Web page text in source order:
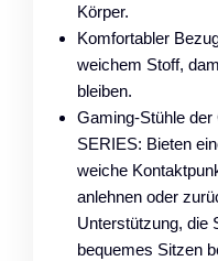
Körper.
Komfortabler
weichem Stoff,
bleiben.
Gaming-Stühle
SERIES: Bieten
weiche
anlehnen oder
Unterstützung, die
bequemes Sitzen